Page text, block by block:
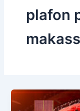
plafon